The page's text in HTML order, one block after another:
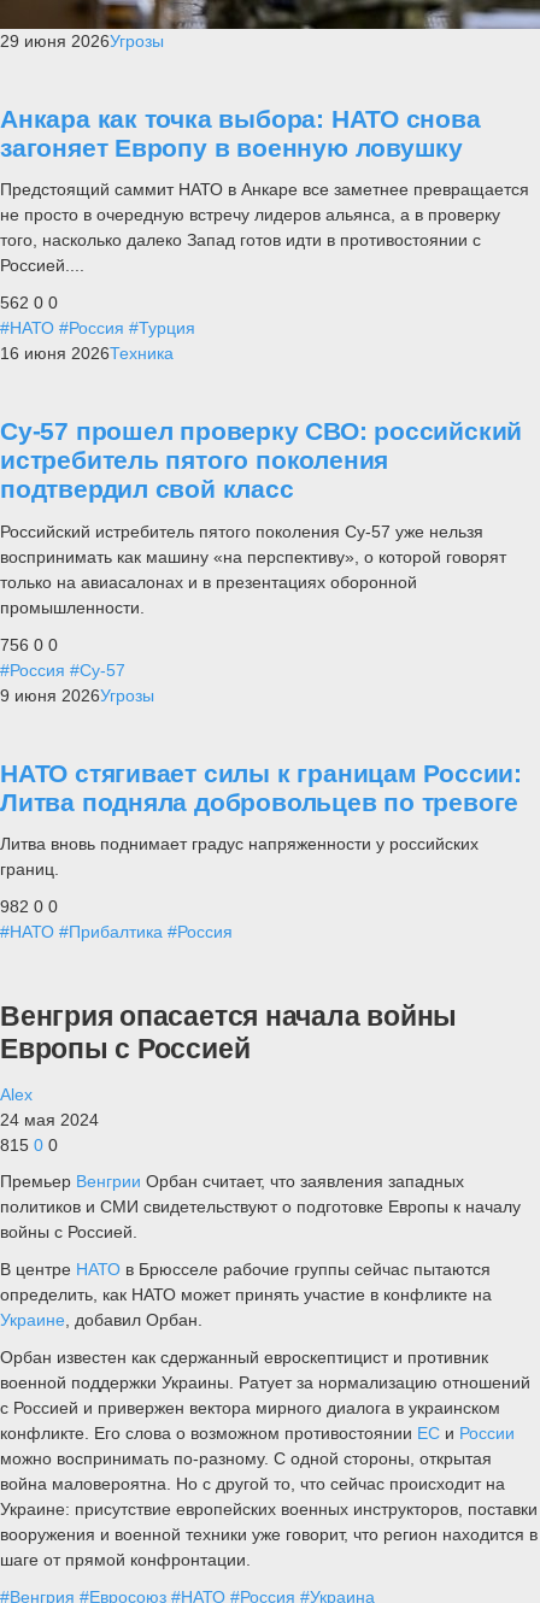
29 июня 2026Угрозы
Анкара как точка выбора: НАТО снова
загоняет Европу в военную ловушку
Предстоящий саммит НАТО в Анкаре все заметнее превращается
не просто в очередную встречу лидеров альянса, а в проверку
того, насколько далеко Запад готов идти в противостоянии с
Россией....
562 0 0
#НАТО #Россия #Турция
16 июня 2026Техника
Су-57 прошел проверку СВО: российский
истребитель пятого поколения
подтвердил свой класс
Российский истребитель пятого поколения Су-57 уже нельзя
воспринимать как машину «на перспективу», о которой говорят
только на авиасалонах и в презентациях оборонной
промышленности.
756 0 0
#Россия #Су-57
9 июня 2026Угрозы
НАТО стягивает силы к границам России:
Литва подняла добровольцев по тревоге
Литва вновь поднимает градус напряженности у российских
границ.
982 0 0
#НАТО #Прибалтика #Россия
Венгрия опасается начала войны
Европы с Россией
Alex
24 мая 2024
815 0 0
Премьер Венгрии Орбан считает, что заявления западных
политиков и СМИ свидетельствуют о подготовке Европы к началу
войны с Россией.
В центре НАТО в Брюсселе рабочие группы сейчас пытаются
определить, как НАТО может принять участие в конфликте на
Украине, добавил Орбан.
Орбан известен как сдержанный евроскептицист и противник
военной поддержки Украины. Ратует за нормализацию отношений
с Россией и привержен вектора мирного диалога в украинском
конфликте. Его слова о возможном противостоянии ЕС и России
можно воспринимать по-разному. С одной стороны, открытая
война маловероятна. Но с другой то, что сейчас происходит на
Украине: присутствие европейских военных инструкторов, поставки
вооружения и военной техники уже говорит, что регион находится в
шаге от прямой конфронтации.
#Венгрия #Евросоюз #НАТО #Россия #Украина